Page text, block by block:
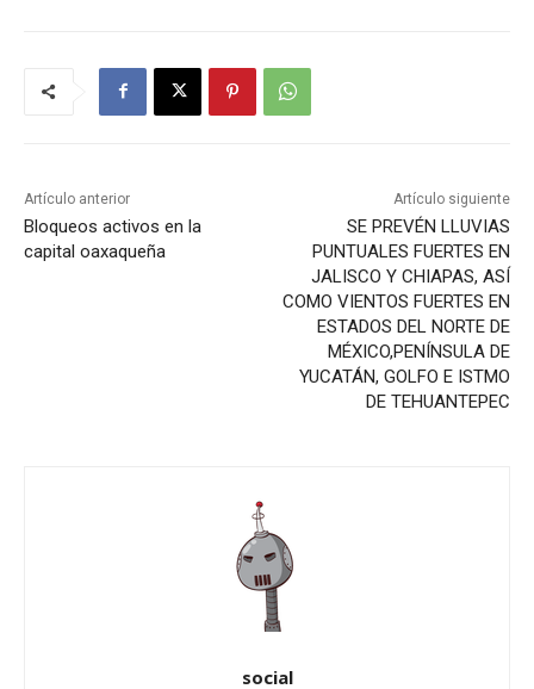
Artículo anterior
Bloqueos activos en la
capital oaxaqueña
Artículo siguiente
SE PREVÉN LLUVIAS
PUNTUALES FUERTES EN
JALISCO Y CHIAPAS, ASÍ
COMO VIENTOS FUERTES EN
ESTADOS DEL NORTE DE
MÉXICO,PENÍNSULA DE
YUCATÁN, GOLFO E ISTMO
DE TEHUANTEPEC
social